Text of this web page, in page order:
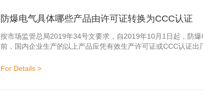
防爆电气具体哪些产品由许可证转换为CCC认证
按市场监管总局2019年34号文要求，自2019年10月1日起，防
前，国内企业生产的以上产品应凭有效生产许可证或CCC认证出
并在2020年10月1日前获得CCC认证。
For Details >